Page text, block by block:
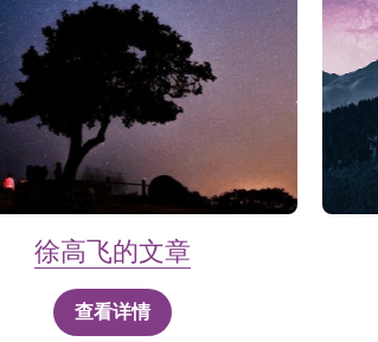
徐高飞的文章
查看详情